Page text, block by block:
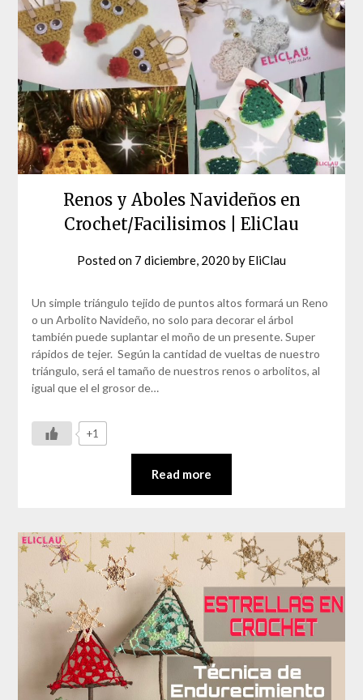
Renos y Aboles Navideños en
Crochet/Facilisimos | EliClau
Posted on 7 diciembre, 2020 by EliClau
Un simple triángulo tejido de puntos altos formará un Reno
o un Arbolito Navideño, no solo para decorar el árbol
también puede suplantar el moño de un presente. Super
rápidos de tejer. Según la cantidad de vueltas de nuestro
triángulo, será el tamaño de nuestros renos o arbolitos, al
igual que el el grosor de…
+1
Read more